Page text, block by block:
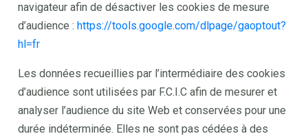
navigateur afin de désactiver les cookies de mesure
d’audience : https://tools.google.com/dlpage/gaoptout?
hl=fr
Les données recueillies par l’intermédiaire des cookies
d’audience sont utilisées par F.C.I.C afin de mesurer et
analyser l’audience du site Web et conservées pour une
durée indéterminée. Elles ne sont pas cédées à des